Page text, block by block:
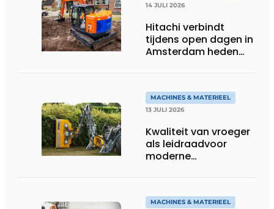
14 JULI 2026
Hitachi verbindt
tijdens open dagen in
Amsterdam heden
MACHINES & MATERIEEL
13 JULI 2026
Kwaliteit van vroeger
als leidraadvoor
moderne
MACHINES & MATERIEEL